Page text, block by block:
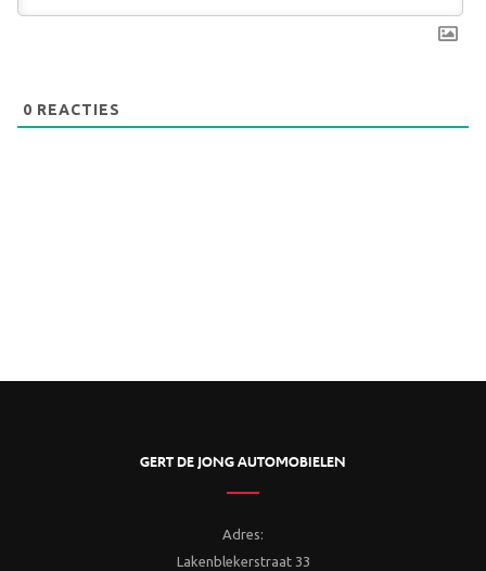
0 REACTIES
GERT DE JONG AUTOMOBIELEN
Adres:
Lakenblekerstraat 33